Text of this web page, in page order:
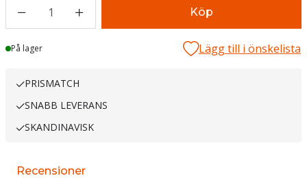
1 Köp
Lager
På lager Lägg till i önskelista
PRISMATCH
SNABB LEVERANS
SKANDINAVISK
Recensioner